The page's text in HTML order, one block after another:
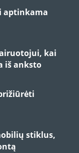
aptinkama
kai
iš anksto
stiklus,